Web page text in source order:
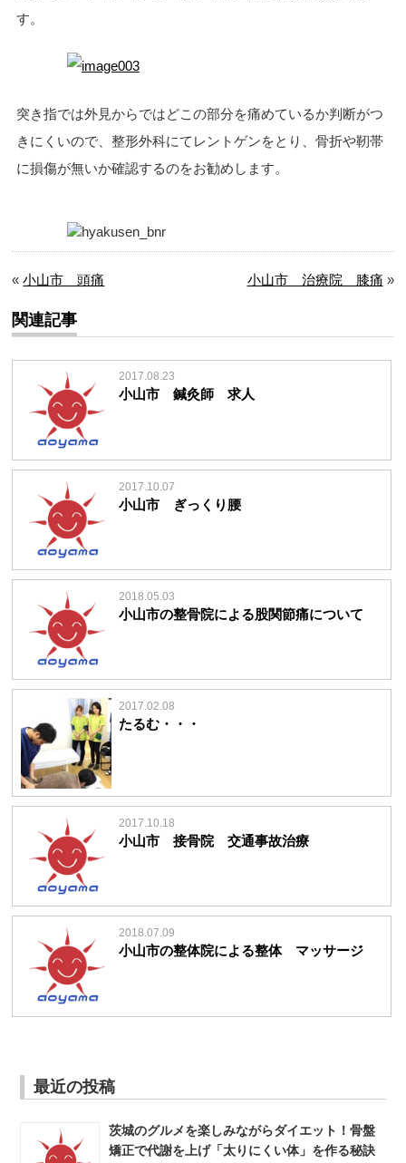
す。
突き指では外見からではどこの部分を痛めているか判断がつ
きにくいので、 整形外科にてレントゲンをとり、骨折や靭帯
に損傷が無いか確認するのをお勧めします。
«小山市 頭痛 小山市 治療院 膝痛 »
関連記事
2017.08.23
小山市 鍼灸師 求人
2017.10.07
小山市 ぎっくり腰
2018.05.03
小山市の整骨院による股関節痛について
2017.02.08
たるむ・・・
2017.10.18
小山市 接骨院 交通事故治療
2018.07.09
小山市の整体院による整体 マッサージ
最近の投稿
茨城のグルメを楽しみながらダイエット！骨盤
矯正で代謝を上げ「太りにくい体」を作る秘訣